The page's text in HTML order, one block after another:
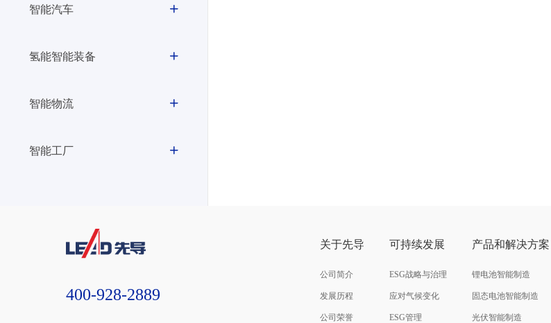
智能汽车
氢能智能装备
智能物流
智能工厂
400-928-2889
关于先导
公司简介
发展历程
公司荣誉
可持续发展
ESG战略与治理
应对气候变化
ESG管理
产品和解决方案
锂电池智能制造
固态电池智能制造
光伏智能制造